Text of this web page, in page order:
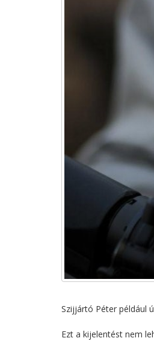
Szijjártó Péter például
Ezt a kijelentést nem